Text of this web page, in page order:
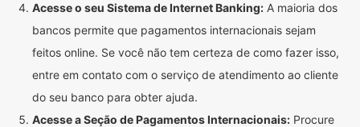
Acesse o seu Sistema de Internet Banking: A maioria dos
bancos permite que pagamentos internacionais sejam
feitos online. Se você não tem certeza de como fazer isso,
entre em contato com o serviço de atendimento ao cliente
do seu banco para obter ajuda.
Acesse a Seção de Pagamentos Internacionais: Procure